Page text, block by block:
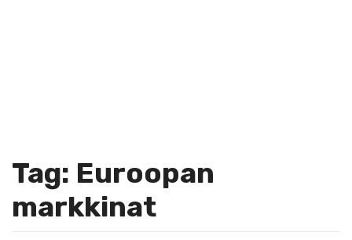
Tag: Euroopan
markkinat